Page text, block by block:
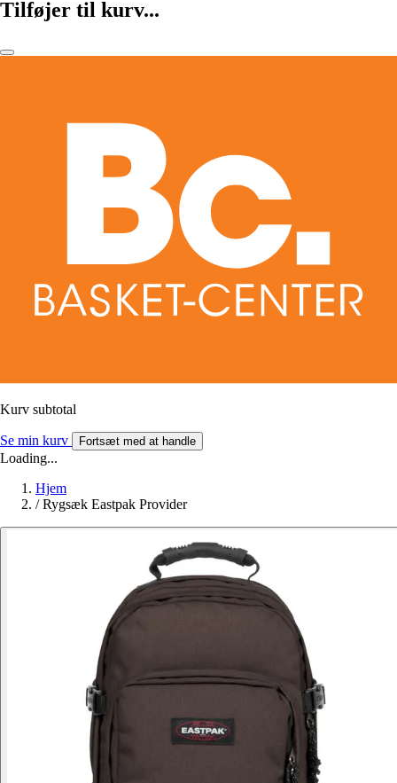
Tilføjer til kurv...
Kurv subtotal
Se min kurv Fortsæt med at handle
Loading...
Hjem
/ Rygsæk Eastpak Provider